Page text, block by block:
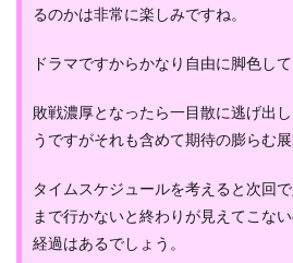
るのかは非常に楽しみですね。
ドラマですからかなり自由に脚色し
敗戦濃厚となったら一目散に逃げ出
うですがそれも含めて期待の膨らむ展
タイムスケジュールを考えると次回
まで行かないと終わりが見えてこな
経過はあるでしょう。